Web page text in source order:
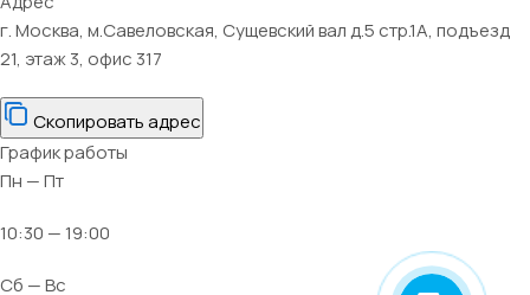
г. Москва, м.Савеловская, Сущевский вал д.5 стр.1А, подъезд
21, этаж 3, офис 317
Скопировать адрес
График работы
Пн — Пт
10:30 — 19:00
Сб — Вс